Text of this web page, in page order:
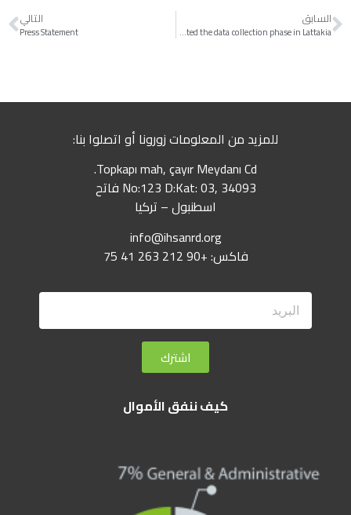
السابق
Ihsan for Relief and Development completed the data collection phase in Lattakia,
التالي
Press Statement
للمزيد من المعلومات زورونا أو اتصلوا بنا:
Topkapı mah, çayır Meydanı Cd.
No:123 D:Kat: 03, 34093 فاتح
اسطنبول – تركيا
info@ihsanrd.org
فاكس: +90 212 263 41 75
اشترك
كيف ننفق الأموال